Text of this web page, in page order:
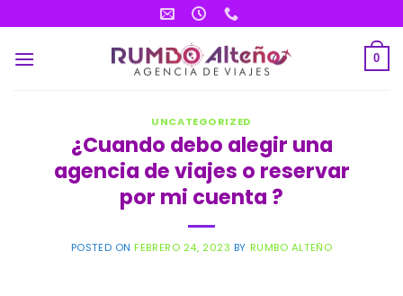
al
contenido
0
UNCATEGORIZED
¿Cuando debo alegir una
agencia de viajes o reservar
por mi cuenta ?
POSTED ONFEBRERO 24, 2023 BY RUMBO ALTEÑO